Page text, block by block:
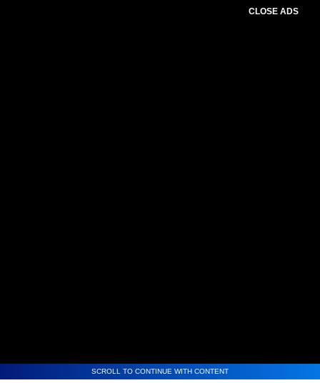
CLOSE ADS
SCROLL TO CONTINUE WITH CONTENT